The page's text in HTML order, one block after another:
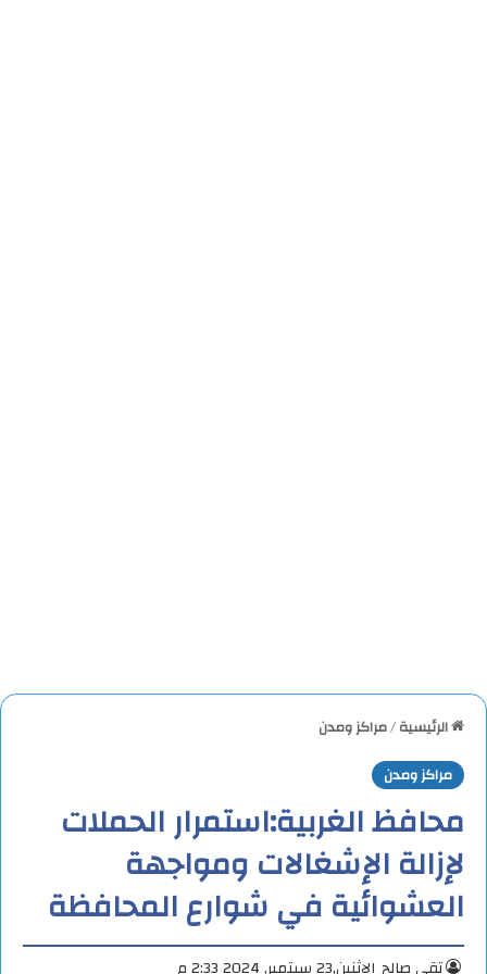
الرئيسية/مراكز ومدن
مراكز ومدن
محافظ الغربية:استمرار الحملات
لإزالة الإشغالات ومواجهة
العشوائية في شوارع المحافظة